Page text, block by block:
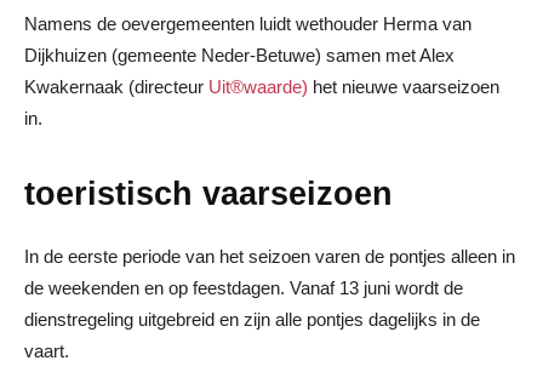
Namens de oevergemeenten luidt wethouder Herma van
Dijkhuizen (gemeente Neder-Betuwe) samen met Alex
Kwakernaak (directeur Uit®waarde) het nieuwe vaarseizoen
in.
toeristisch vaarseizoen
In de eerste periode van het seizoen varen de pontjes alleen in
de weekenden en op feestdagen. Vanaf 13 juni wordt de
dienstregeling uitgebreid en zijn alle pontjes dagelijks in de
vaart.